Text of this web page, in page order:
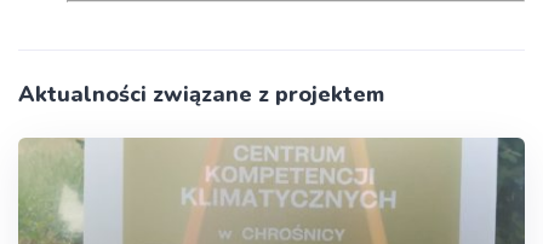
Aktualności związane z projektem